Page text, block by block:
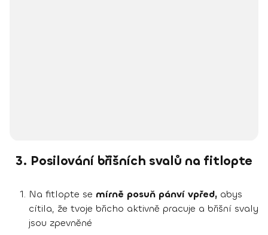
3. Posilování břišních svalů na fitlopte
Na fitlopte se mírně posuň pánví vpřed, abys
cítila, že tvoje břicho aktivně pracuje a břišní svaly
jsou zpevněné